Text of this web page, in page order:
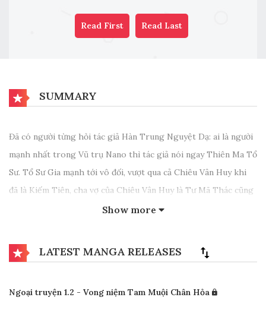
Read First Read Last
SUMMARY
Đã có người từng hỏi tác giả Hàn Trung Nguyệt Dạ: ai là người
mạnh nhất trong Vũ trụ Nano thì tác giả nói ngay Thiên Ma Tổ
Sư. Tổ Sư Gia mạnh tới vô đối, vượt qua cả Chiêu Vân Huy khi
đã là Kiếm Tiên, cha vợ của Chiêu Vân Huy là Tư Mã Thác cũng
bảo con Rể ta không bằng cậu. Thiên Như Vân sau này leo tới
thì cũng không mạnh bằng Thiên Ma Tổ Sư. Đây là một câu
chuyện không có Hack hay Buff gì nhưng bạn đọc sẽ thấy lại có
Show more
LATEST MANGA RELEASES
Ngoại truyện 1.2 - Vong niệm Tam Muội Chân Hỏa